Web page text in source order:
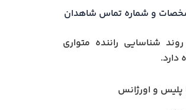
و شماره تماس شاهدان
شناسایی راننده متواری
و اورژانس